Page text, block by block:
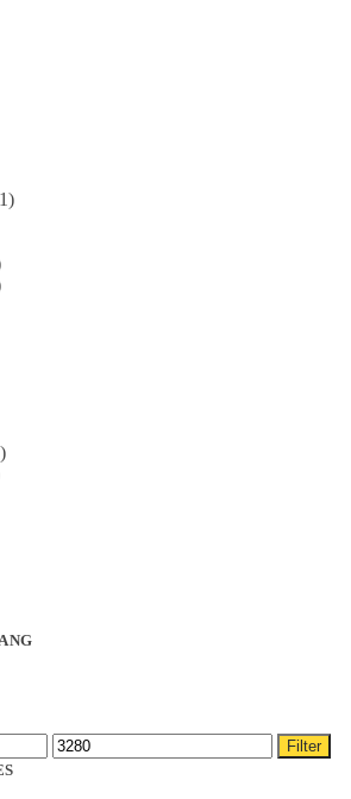
Max.
prijs
Filter